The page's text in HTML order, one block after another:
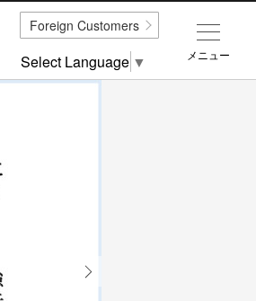
メニュー
Foreign Customers
Select Language ▼